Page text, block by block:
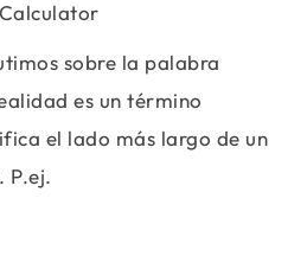
sobre la palabra
es un término
el lado más largo de un
P.ej.